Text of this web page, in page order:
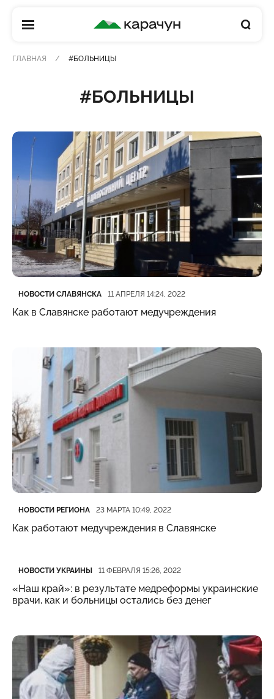
КАРАЧУН
ГЛАВНАЯ #БОЛЬНИЦЫ
#БОЛЬНИЦЫ
Категория
НОВОСТИ СЛАВЯНСКА
Дата публикации 11 АПРЕЛЯ 14:24, 2022
Как в Славянске работают медучреждения
Категория
НОВОСТИ РЕГИОНА
Дата публикации 23 МАРТА 10:49, 2022
Как работают медучреждения в Славянске
Категория
НОВОСТИ УКРАИНЫ
Дата публикации 11 ФЕВРАЛЯ 15:26, 2022
«Наш край»: в результате медреформы украинские
врачи, как и больницы остались без денег